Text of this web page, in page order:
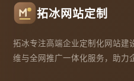
拓冰网站定制
拓冰专注高端企业定制化网站建
维与全网推广一体化服务，助力